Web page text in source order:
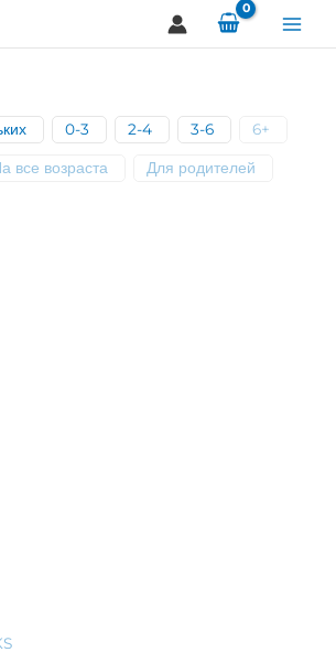
0-3 2-4 3-6 6+
все возраста Для родителей